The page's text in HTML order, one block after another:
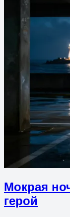
Мокрая
герой